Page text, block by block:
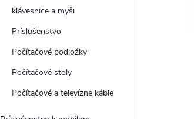
klávesnice a myši
Príslušenstvo
Počítačové podložky
Počítačové stoly
Počítačové a televízne káble